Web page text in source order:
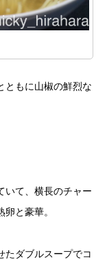
ともに山椒の鮮烈な
いて、横長のチャー
と豪華。
たダブルスープでコ